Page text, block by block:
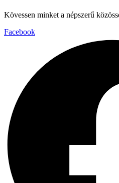
Kövessen minket a népszerű
Facebook